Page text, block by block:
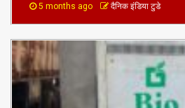
5 months ago दैनिक इंडिया टुडे